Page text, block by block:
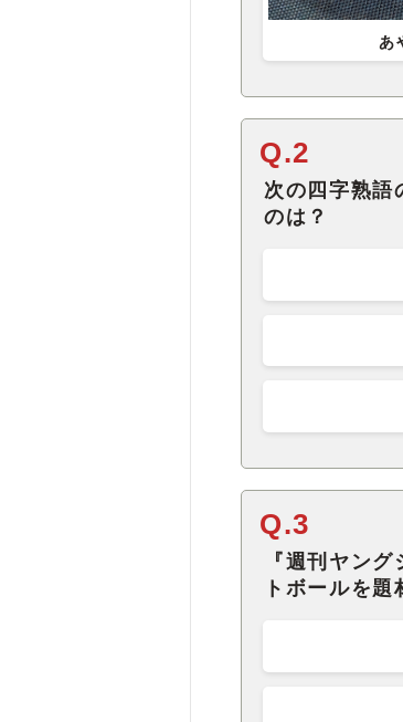
あ
Q.2
次の四字熟語
のは？
Q.3
『週刊ヤン
トボールを